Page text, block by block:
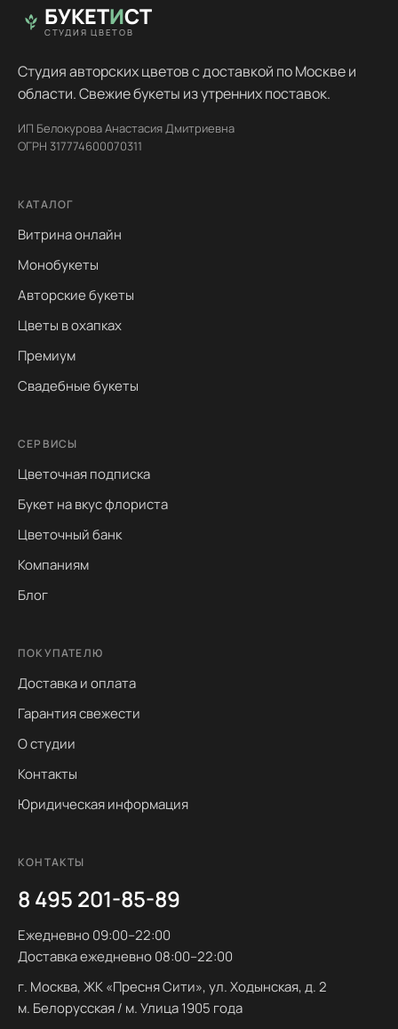
БУКЕТИСТ
СТУДИЯ ЦВЕТОВ
Студия авторских цветов с доставкой по Москве и
области. Свежие букеты из утренних поставок.
ИП Белокурова Анастасия Дмитриевна
ОГРН 317774600070311
КАТАЛОГ
Витрина онлайн
Монобукеты
Авторские букеты
Цветы в охапках
Премиум
Свадебные букеты
СЕРВИСЫ
Цветочная подписка
Букет на вкус флориста
Цветочный банк
Компаниям
Блог
ПОКУПАТЕЛЮ
Доставка и оплата
Гарантия свежести
О студии
Контакты
Юридическая информация
КОНТАКТЫ
8 495 201-85-89
Ежедневно 09:00–22:00
Доставка ежедневно 08:00–22:00
г. Москва, ЖК «Пресня Сити», ул. Ходынская, д. 2
м. Белорусская / м. Улица 1905 года